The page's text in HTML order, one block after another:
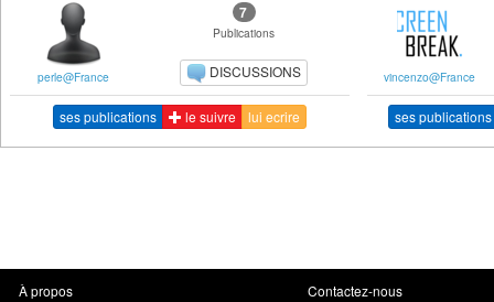
perle@France
7
Publications
DISCUSSIONS
ses publications le suivre lui ecrire
vincenzo@France
ses publications
À propos
Contactez-nous